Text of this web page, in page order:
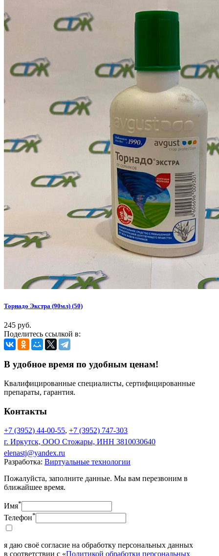
Торнадо Экстра (90мл) (50)
245 руб.
Поделитесь ссылкой в:
В удобное время по удобным ценам!
Квалифицированные специалисты, сертифицированные
препараты, гарантия.
Контакты
+7 (3952) 44-00-55, +7 (3952) 747-303
г. Иркутск, ООО Стожары, ИНН 3810030640
elenastj@yandex.ru
Разработка: Виртуальные технологии
Пожалуйста, заполните данные. Мы вам перезвоним в
ближайшее время.
Имя*
Телефон*
я даю своё согласие на обработку персональных данных
в соответствии с «Политикой обработки персональных